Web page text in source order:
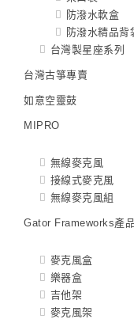
防潑水軟盒
防潑水精品背
台灣製星座系列
台灣古箏專賣
如意空靈鼓
MIPRO
無線麥克風
接線式麥克風
無線麥克風組
Gator Frameworks產品
麥克風盒
樂器盒
吉他架
麥克風架